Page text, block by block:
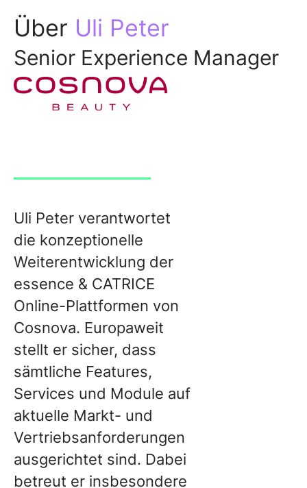
Über Uli Peter
Senior Experience Manager
Uli Peter verantwortet
die konzeptionelle
Weiterentwicklung der
essence & CATRICE
Online-Plattformen von
Cosnova. Europaweit
stellt er sicher, dass
sämtliche Features,
Services und Module auf
aktuelle Markt- und
Vertriebsanforderungen
ausgerichtet sind. Dabei
betreut er insbesondere